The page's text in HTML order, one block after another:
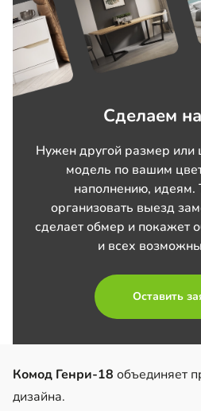
Сделаем
Нужен другой размер или
модель по вашим
наполнению,
организовать выезд
сделает обмер и покажет
и всех
Оставить
Комод Генри-18 объединяет
дизайна.